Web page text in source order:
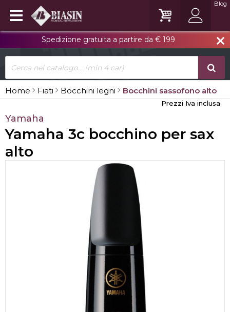
close
Spedizione gratuita a partire da € 199
Blog
Home Fiati Bocchini legni Bocchini sassofono alto
Prezzi Iva inclusa
Yamaha
Yamaha 3c bocchino per sax
alto